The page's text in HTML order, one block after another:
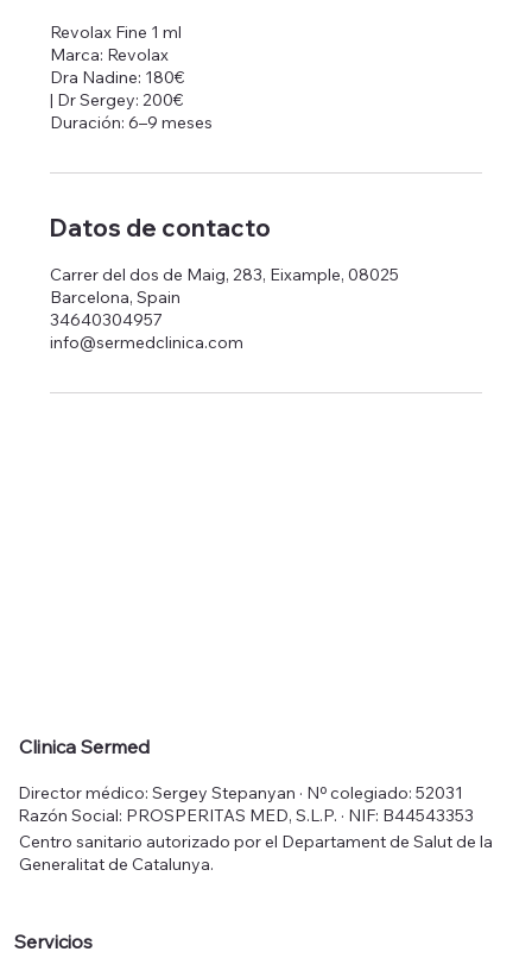
Revolax Fine 1 ml
Marca: Revolax
Dra Nadine: 180€
| Dr Sergey: 200€
Datos de contacto
Carrer del dos de Maig, 283, Eixample, 08025
Barcelona, Spain
34640304957
info@sermedclinica.com
Clinica Sermed
Director médico: Sergey Stepanyan · Nº colegiado: 52031
Razón Social: PROSPERITAS MED, S.L.P. · NIF: B44543353
Centro sanitario autorizado por el Departament de Salut de la
Generalitat de Catalunya.
Servicios